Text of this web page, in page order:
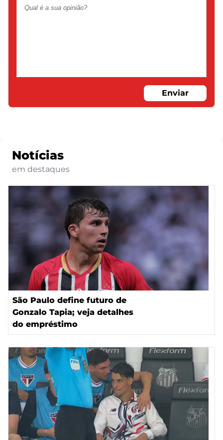
Enviar
Notícias
em destaques
São Paulo define futuro de
Gonzalo Tapia; veja detalhes
do empréstimo